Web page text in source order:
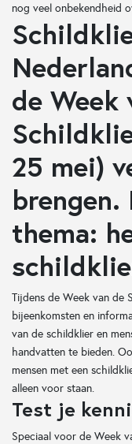
nog veel onbekendheid
de Week
25 mei)
thema:
Tijdens de Week van de
bijeenkomsten en
van de schildklier en
handvatten te bieden.
mensen met een
alleen voor staan.
Test je
Speciaal voor de Week